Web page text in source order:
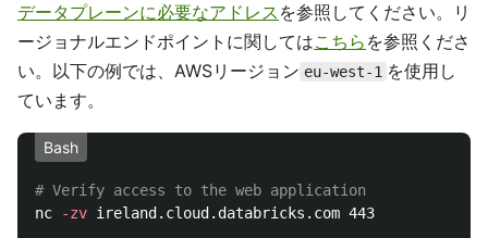
データプレーンに必要なアドレス を参照してください。リ
ージョナルエンドポイントに関してはこちら を参照くださ
い。以下の例では、AWSリージョン eu-west-1 を使用し
ています。
Bash
# Verify access to the web application
nc
-zv ireland.cloud.databricks.com 443